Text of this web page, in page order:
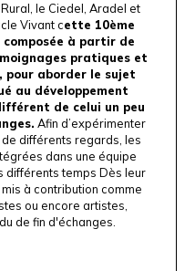
le Ciedel, Aradel et
Vivant cette 10ème
à partir de
pratiques et
pour aborder le sujet
au développement
de celui un peu
Afin d’expérimenter
de différents regards, les
dans une équipe
différents temps Dès leur
à contribution comme
ou encore artistes,
de fin d'échanges.